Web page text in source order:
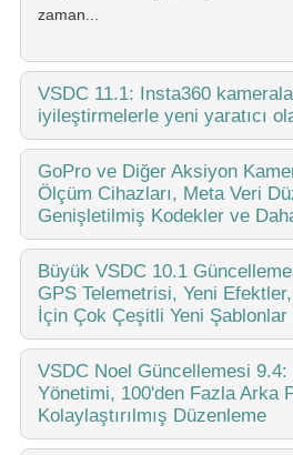
zaman...
VSDC 11.1: Insta360
iyileştirmelerle yeni yaratıcı
Amy Shao tarafından yayımlandı:
insan için en iyi hediye nedir?
ekibi, Insta360 kameralardan gelen
düzenlemenizi...
GoPro ve Diğer Aksiyon
Ölçüm Cihazları, Meta Veri
Genişletilmiş Kodekler ve Daha
yayınlayan Amy Shao 19/11/25
VSDC 10.2 güncellemesiyle
profesyonellere kadar herkesi
inanılmaz özellikler ve önemli...
Büyük VSDC 10.1
GPS Telemetrisi, Yeni
İçin Çok Çeşitli Yeni
published Amy Shao 6/10/25 Yeni ve
bekleyiş nihayet sona erdi!
sadece başka bir sürüm değil: Bu
Güncellemesi: Gelişmiş...
VSDC Noel Güncellemesi
Yönetimi, 100'den Fazla Arka
Kolaylaştırılmış Düzenleme